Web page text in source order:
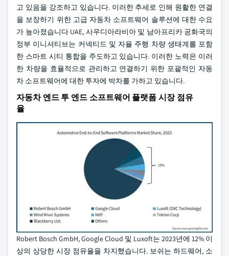
고 있음을 강조하고 있습니다. 이러한 추세로 인해 원활한 연결
을 보장하기 위한 고급 자동차 소프트웨어 솔루션에 대한 수요
가 높아졌습니다 UAE, 사우디아라비아 및 남아프리카 공화국의
정부 이니셔티브는 커넥티드 및 자율 주행 차량 생태계를 포함
한 스마트 시티 통합을 주도하고 있습니다. 이러한 노력은 이러
한 차량을 효율적으로 관리하고 연결하기 위한 포괄적인 자동
차 소프트웨어에 대한 투자에 박차를 가하고 있습니다.
자동차 엔드 투 엔드 소프트웨어 플랫폼 시장 점유
율
Robert Bosch GmbH, Google Cloud 및 Luxoft는 2023년에 12% 이
상의 상당한 시장 점유율을 차지했습니다. 보쉬는 하드웨어, 소